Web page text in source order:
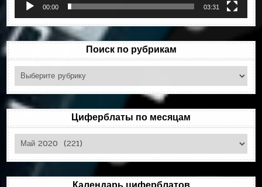
00:00 03:31
Поиск по рубрикам
Поиск
рубрикам
Циферблаты по месяцам
Циферблаты
месяцам